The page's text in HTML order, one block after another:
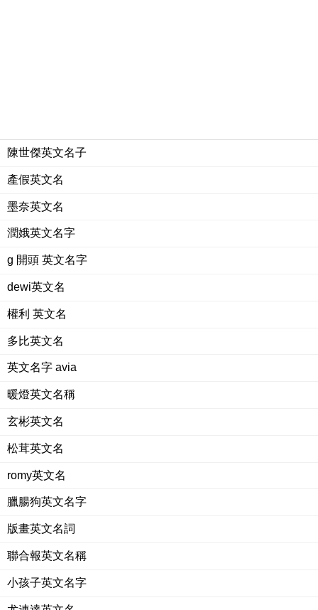
陳世傑英文名子
產假英文名
墨奈英文名
潤娥英文名字
g 開頭 英文名字
dewi英文名
權利 英文名
多比英文名
英文名字 avia
暖燈英文名稱
玄彬英文名
松茸英文名
romy英文名
臘腸狗英文名字
版畫英文名詞
聯合報英文名稱
小孩子英文名字